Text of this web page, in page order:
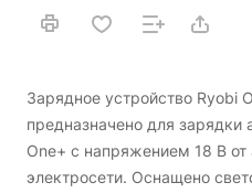
Зарядное устройство Ryobi
предназначено для зарядки
One+ с напряжением 18 В от
электросети. Оснащено